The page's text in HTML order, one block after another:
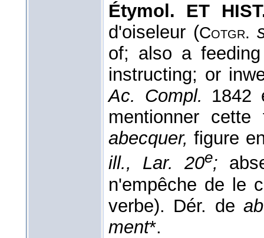
Étymol. ET
d'oiseleur (Cotgr.
of; also a
instructing; or
Ac. Compl.
mentionner
abecquer, figure
ill., Lar. 20e;
n'empêche de le
verbe). Dér. de
ment*.